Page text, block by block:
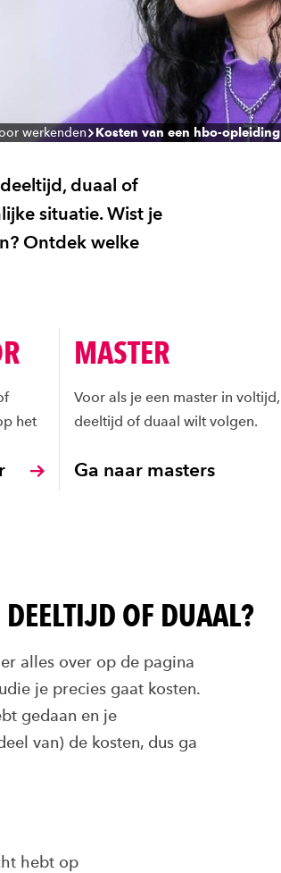
werkenden Kosten van een hbo-opleiding
duaal of
situatie. Wist je
Ontdek welke
het
MASTER
Voor als je een master in voltijd,
deeltijd of duaal wilt volgen.
Ga naar masters
OF DUAAL?
alles over op de pagina
je precies gaat kosten.
gedaan en je
van) de kosten, dus ga
hebt op